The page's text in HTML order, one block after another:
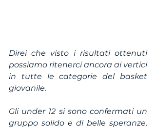
Direi che visto i risultati ottenuti
possiamo ritenerci ancora ai vertici
in tutte le categorie del basket
giovanile.
Gli under 12 si sono confermati un
gruppo solido e di belle speranze,